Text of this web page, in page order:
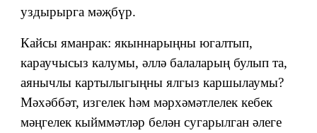
уздырырга мәҗбүр.
Кайсы яманрак: якыннарыңны югалтып,
караучысыз калумы, әллә балаларың булып та,
аянычлы картылыгыңны ялгыз каршылаумы?
Мәхәббәт, изгелек һәм мәрхәмәтлелек кебек
мәңгелек кыйммәтләр белән сугарылган әлеге